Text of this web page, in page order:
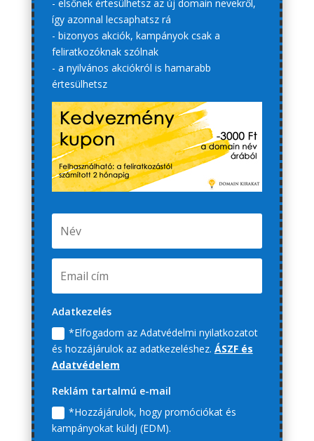
- elsőnek értesülhetsz az új domain nevekről,
így azonnal lecsaphatsz rá
- bizonyos akciók, kampányok csak a
feliratkozóknak szólnak
- a nyilvános akciókról is hamarabb
értesülhetsz
Adatkezelés
*Elfogadom az Adatvédelmi nyilatkozatot
és hozzájárulok az adatkezeléshez. ÁSZF és
Adatvédelem
Reklám tartalmú e-mail
*Hozzájárulok, hogy promóciókat és
kampányokat küldj (EDM).